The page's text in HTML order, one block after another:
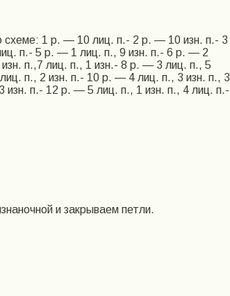
схеме: 1 р. — 10 лиц. п.- 2 р. — 10 изн. п.- 3
п.- 5 р. — 1 лиц. п., 9 изн. п.- 6 р. — 2
п.,7 лиц. п., 1 изн.- 8 р. — 3 лиц. п., 5
п., 2 изн. п.- 10 р. — 4 лиц. п., 3 изн. п., 3
изн. п.- 12 р. — 5 лиц. п., 1 изн. п., 4 лиц. п.-
и закрываем петли.